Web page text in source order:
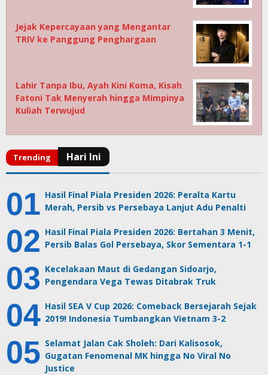
Jejak Kepercayaan yang Mengantar
TRIV ke Panggung Penghargaan
Lahir Tanpa Ibu, Ayah Kini Koma, Kisah
Fatoni Tak Menyerah hingga Mimpinya
Kuliah Terwujud
Hasil Final Piala Presiden 2026: Peralta Kartu
Merah, Persib vs Persebaya Lanjut Adu Penalti
Hasil Final Piala Presiden 2026: Bertahan 3 Menit,
Persib Balas Gol Persebaya, Skor Sementara 1-1
Kecelakaan Maut di Gedangan Sidoarjo,
Pengendara Vega Tewas Ditabrak Truk
Hasil SEA V Cup 2026: Comeback Bersejarah Sejak
2019! Indonesia Tumbangkan Vietnam 3-2
Selamat Jalan Cak Sholeh: Dari Kalisosok,
Gugatan Fenomenal MK hingga No Viral No
Justice